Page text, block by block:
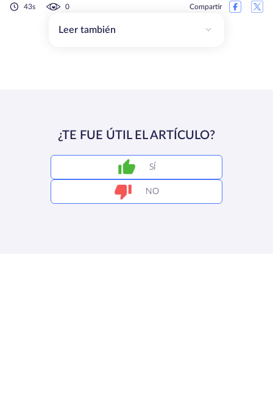
Leer también
43s 0 Compartir
¿TE FUE ÚTIL EL ARTÍCULO?
SÍ
NO